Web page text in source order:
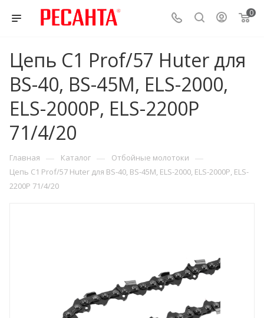
0
Цепь C1 Prof/57 Huter для
BS-40, BS-45M, ELS-2000,
ELS-2000Р, ELS-2200Р
71/4/20
Главная — Каталог — Отбойные молотоки —
Цепь C1 Prof/57 Huter для BS-40, BS-45M, ELS-2000, ELS-2000Р, ELS-
2200Р 71/4/20